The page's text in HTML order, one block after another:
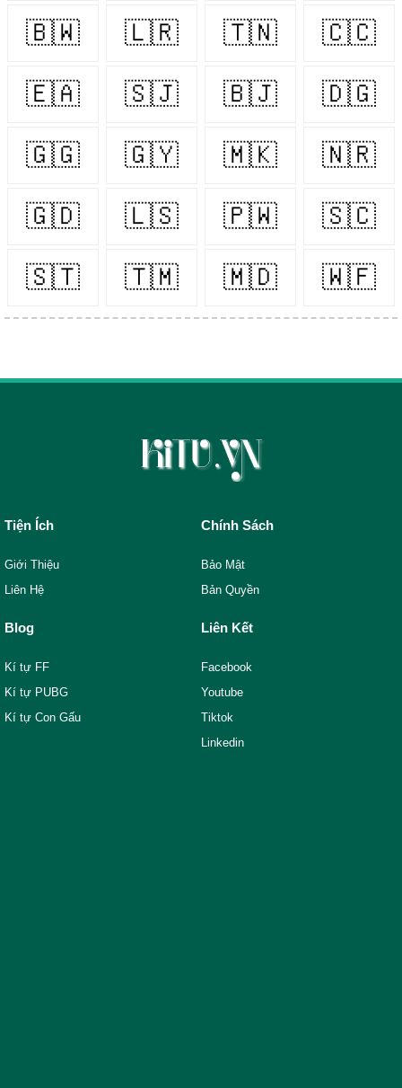
🇧🇼 🇱🇷 🇹🇳 🇨🇨
🇪🇦 🇸🇯 🇧🇯 🇩🇬
🇬🇬 🇬🇾 🇲🇰 🇳🇷
🇬🇩 🇱🇸 🇵🇼 🇸🇨
🇸🇹 🇹🇲 🇲🇩 🇼🇫
Tiện Ích
Giới Thiệu
Liên Hệ
Chính Sách
Bảo Mật
Bản Quyền
Blog
Kí tự FF
Kí tự PUBG
Kí tự Con Gấu
Liên Kết
Facebook
Youtube
Tiktok
Linkedin